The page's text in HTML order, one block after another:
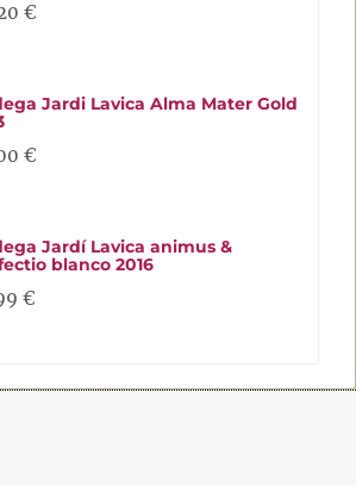
€
Jardi Lavica Alma Mater Gold
€
Jardí Lavica animus &
blanco 2016
€